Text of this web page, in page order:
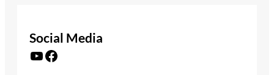
Social Media
YouTube Facebook